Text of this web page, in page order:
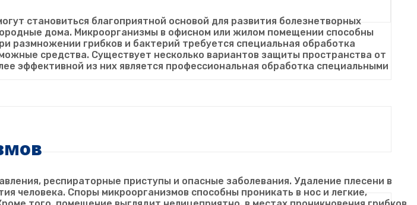
становиться благоприятной основой для развития болезнетворных
дома. Микроорганизмы в офисном или жилом помещении способны
размножении грибков и бактерий требуется специальная обработка
средства. Существует несколько вариантов защиты пространства от
эффективной из них является профессиональная обработка специальными
респираторные приступы и опасные заболевания. Удаление плесени в
человека. Споры микроорганизмов способны проникать в нос и легкие,